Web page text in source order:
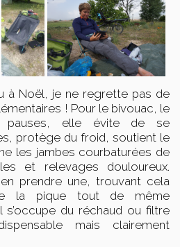
à Noël, je ne regrette pas de
! Pour le bivouac, le
pauses, elle évite de se
protège du froid, soutient le
les jambes courbaturées de
et relevages douloureux.
prendre une, trouvant cela
la pique tout de même
s’occupe du réchaud ou filtre
mais clairement